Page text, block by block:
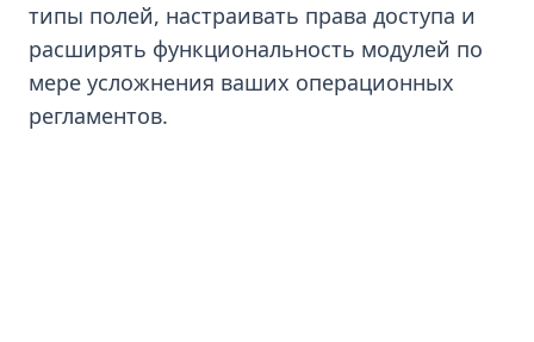
типы полей, настраивать права доступа и
расширять функциональность модулей по
мере усложнения ваших операционных
регламентов.